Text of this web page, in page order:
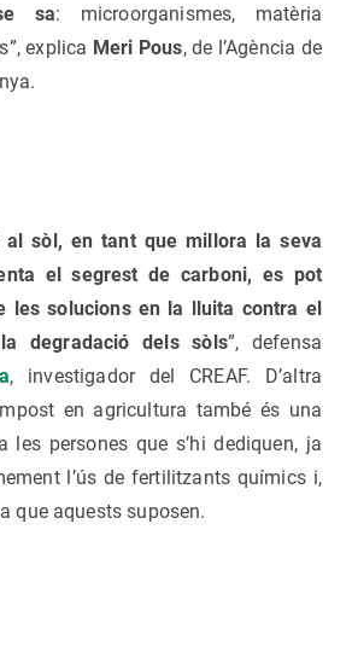
sa: microorganismes, matèria
explica Meri Pous, de l’Agència de
al sòl, en tant que millora la seva
el segrest de carboni, es pot
les solucions en la lluita contra el
degradació dels sòls”, defensa
, investigador del CREAF. D’altra
en agricultura també és una
les persones que s’hi dediquen, ja
l’ús de fertilitzants químics i,
que aquests suposen.